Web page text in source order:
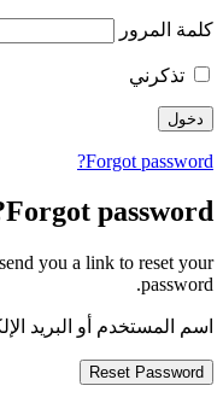
كلمة المرور
تذكرني
Forgot password?
Forgot password?
you a link to reset your
password.
اسم المستخدم أو البريد